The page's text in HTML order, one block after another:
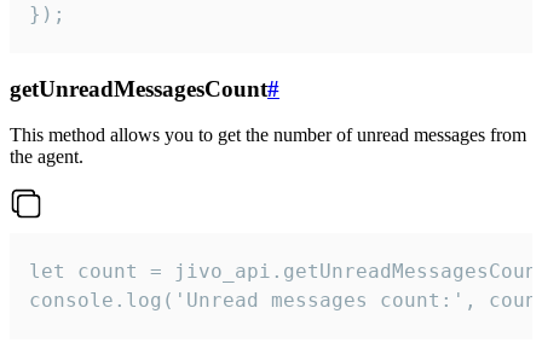
});
getUnreadMessagesCount#
This method allows you to get the number of unread messages from
the agent.
let count =
console.log('Unread messages count:',